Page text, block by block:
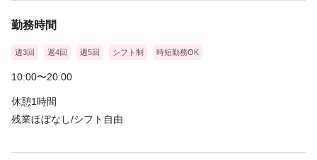
勤務時間
週3回 週4回 週5回 シフト制 時短勤務OK
10:00〜20:00
休憩1時間
残業ほぼなし/シフト自由